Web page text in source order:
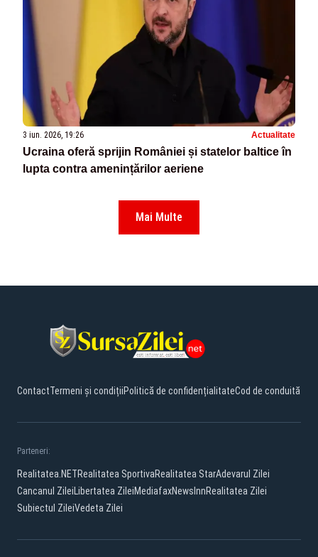
3 iun. 2026, 19:26 Actualitate
Ucraina oferă sprijin României și statelor baltice în
lupta contra amenințărilor aeriene
Mai Multe
ContactTermeni și condițiiPolitică de confidențialitateCod de conduită
Parteneri:
Realitatea.NETRealitatea SportivaRealitatea StarAdevarul Zilei
Cancanul ZileiLibertatea ZileiMediafaxNewsInnRealitatea Zilei
Subiectul ZileiVedeta Zilei